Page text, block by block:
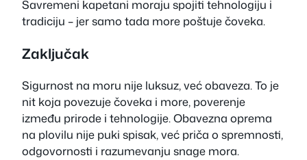
Savremeni kapetani moraju spojiti tehnologiju i
tradiciju – jer samo tada more poštuje čoveka.
Zaključak
Sigurnost na moru nije luksuz, već obaveza. To je
nit koja povezuje čoveka i more, poverenje
između prirode i tehnologije. Obavezna oprema
na plovilu nije puki spisak, već priča o spremnosti,
odgovornosti i razumevanju snage mora.